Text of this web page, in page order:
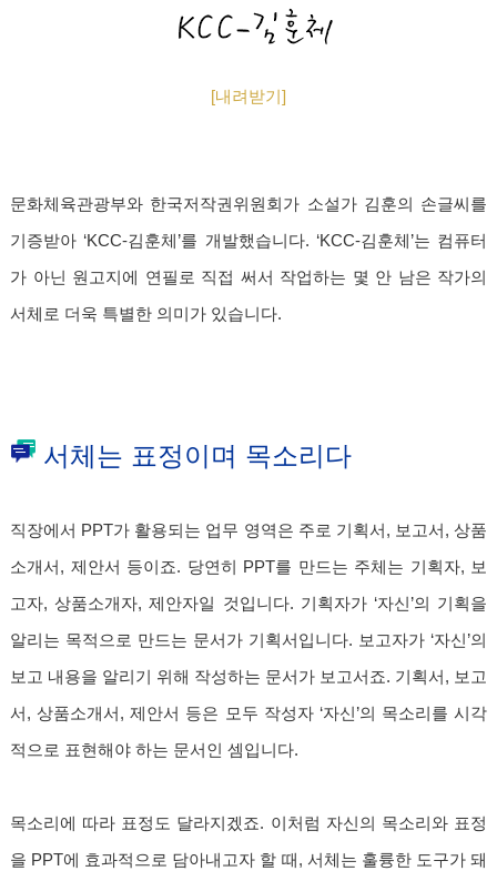
[내려받기]
문화체육관광부와 한국저작권위원회가 소설가 김훈의 손글씨를
기증받아 ‘KCC-김훈체’를 개발했습니다. ‘KCC-김훈체’는 컴퓨터
가 아닌 원고지에 연필로 직접 써서 작업하는 몇 안 남은 작가의
서체로 더욱 특별한 의미가 있습니다.
서체는 표정이며 목소리다
직장에서 PPT가 활용되는 업무 영역은 주로 기획서, 보고서, 상품
소개서, 제안서 등이죠. 당연히 PPT를 만드는 주체는 기획자, 보
고자, 상품소개자, 제안자일 것입니다. 기획자가 ‘자신’의 기획을
알리는 목적으로 만드는 문서가 기획서입니다. 보고자가 ‘자신’의
보고 내용을 알리기 위해 작성하는 문서가 보고서죠. 기획서, 보고
서, 상품소개서, 제안서 등은 모두 작성자 ‘자신’의 목소리를 시각
적으로 표현해야 하는 문서인 셈입니다.
목소리에 따라 표정도 달라지겠죠. 이처럼 자신의 목소리와 표정
을 PPT에 효과적으로 담아내고자 할 때, 서체는 훌륭한 도구가 돼